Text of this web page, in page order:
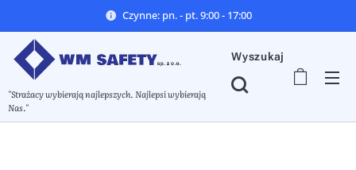
Czynne: pn. - pt. 9:00 - 17:00
"Strażacy wybierają najlepszych. Najlepsi wybierają
Nas."
Wyszukaj